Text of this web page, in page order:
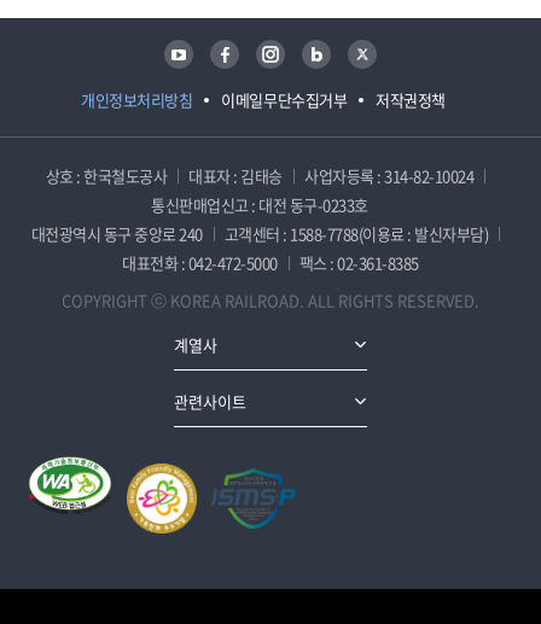
개인정보처리방침 이메일무단수집거부 저작권정책
유튜브 페이스북 인스타그램 블로그 트위터
상호 : 한국철도공사 대표자 : 김태승
사업자등록 : 314-82-10024
통신판매업신고 : 대전 동구-0233호
대전광역시 동구 중앙로 240
고객센터 : 1588-7788(이용료 : 발신자부담)
대표전화 : 042-472-5000
팩스 : 02-361-8385
COPYRIGHT ⓒ KOREA RAILROAD. ALL RIGHTS RESERVED.
계열사
관련사이트